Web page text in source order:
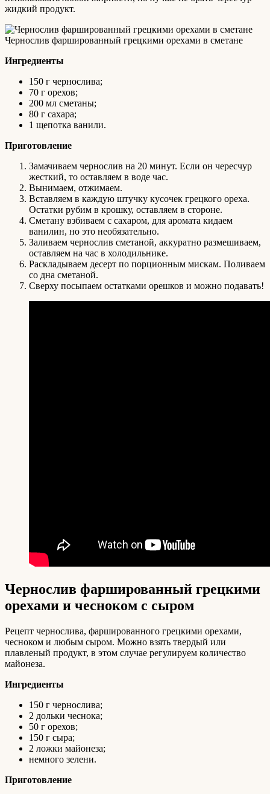
жидкий продукт.
Чернослив фаршированный грецкими орехами в сметане
Ингредиенты
150 г чернослива;
70 г орехов;
200 мл сметаны;
80 г сахара;
1 щепотка ванили.
Приготовление
Замачиваем чернослив на 20 минут. Если он чересчур
жесткий, то оставляем в воде час.
Вынимаем, отжимаем.
Вставляем в каждую штучку кусочек грецкого ореха.
Остатки рубим в крошку, оставляем в стороне.
Сметану взбиваем с сахаром, для аромата кидаем
ванилин, но это необязательно.
Заливаем чернослив сметаной, аккуратно размешиваем,
оставляем на час в холодильнике.
Раскладываем десерт по порционным мискам. Поливаем
со дна сметаной.
Сверху посыпаем остатками орешков и можно подавать!
Чернослив фаршированный грецкими
орехами и чесноком с сыром
Рецепт чернослива, фаршированного грецкими орехами,
чесноком и любым сыром. Можно взять твердый или
плавленый продукт, в этом случае регулируем количество
майонеза.
Ингредиенты
150 г чернослива;
2 дольки чеснока;
50 г орехов;
150 г сыра;
2 ложки майонеза;
немного зелени.
Приготовление